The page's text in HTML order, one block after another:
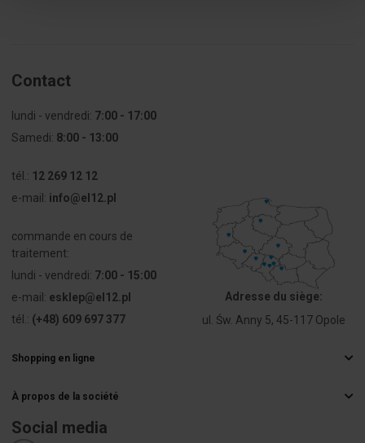
Contact
lundi - vendredi: 7:00 - 17:00
Samedi: 8:00 - 13:00
tél.: 12 269 12 12
e-mail: info@el12.pl
commande en cours de
traitement:
lundi - vendredi: 7:00 - 15:00
e-mail: esklep@el12.pl
tél.: (+48) 609 697 377
Adresse du siège:
ul. Św. Anny 5, 45-117 Opole
Shopping en ligne
Méthodes de livraison
Paiements
À propos de la société
Carrière
Social media